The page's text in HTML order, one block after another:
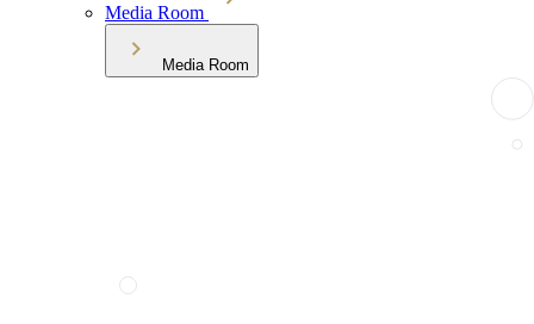
Media Room
Media Room